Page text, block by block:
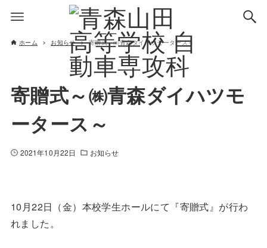
ホーム お知らせ 寄贈式～㈱青森ダイハツモータース～
寄贈式～㈱青森ダイハツモ
ータース～
2021年10月22日 お知らせ
10月22日（金）本校学生ホールにて『寄贈式』が行わ
れました。